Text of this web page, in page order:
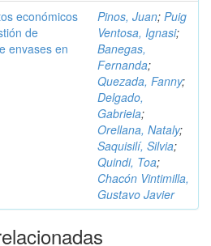
económicos
de
envases en
Pinos, Juan; Puig
Ventosa, Ignasi;
Banegas,
Fernanda;
Quezada, Fanny;
Delgado,
Gabriela;
Orellana, Nataly;
Saquisilí, Silvia;
Quindi, Toa;
Chacón Vintimilla,
Gustavo Javier